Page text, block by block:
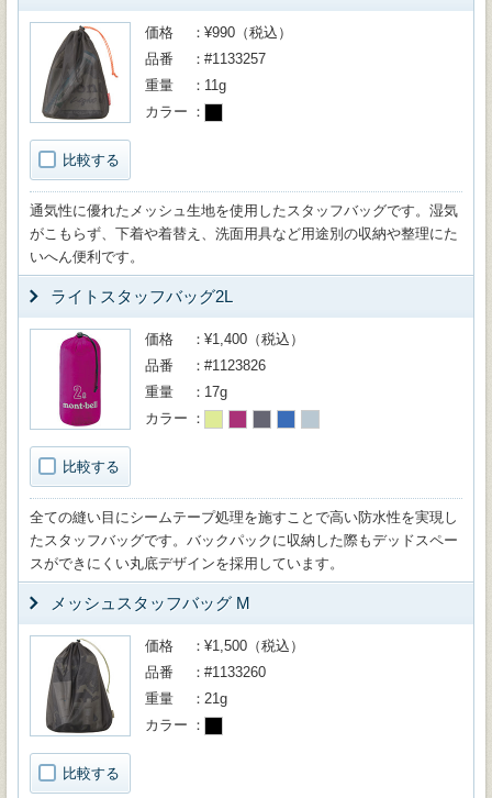
比較する
価格
¥990（税込）
品番
#1133257
重量
11g
カラー
通気性に優れたメッシュ生地を使用したスタッフバッグです。湿気
がこもらず、下着や着替え、洗面用具など用途別の収納や整理にた
いへん便利です。
ライトスタッフバッグ2L
比較する
価格
¥1,400（税込）
品番
#1123826
重量
17g
カラー
全ての縫い目にシームテープ処理を施すことで高い防水性を実現し
たスタッフバッグです。バックパックに収納した際もデッドスペー
スができにくい丸底デザインを採用しています。
メッシュスタッフバッグ M
比較する
価格
¥1,500（税込）
品番
#1133260
重量
21g
カラー